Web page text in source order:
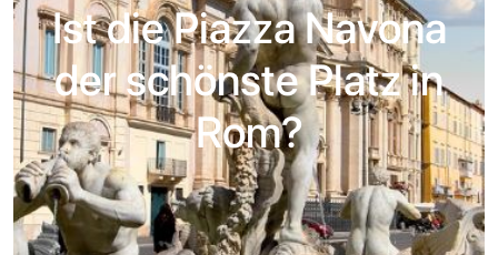
Ist die Piazza Navona
der schönste Platz in
Rom?